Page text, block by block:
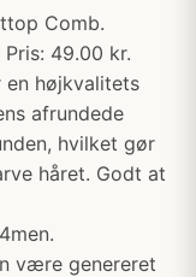
Comb.
49.00 kr.
en højkvalitets
afrundede
hvilket gør
håret. Godt at
være genereret